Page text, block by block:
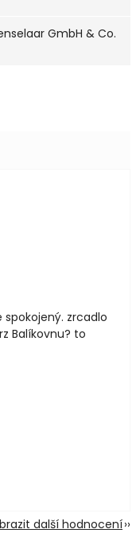
GmbH & Co.
zrcadlo
Balíkovnu? to
další hodnocení